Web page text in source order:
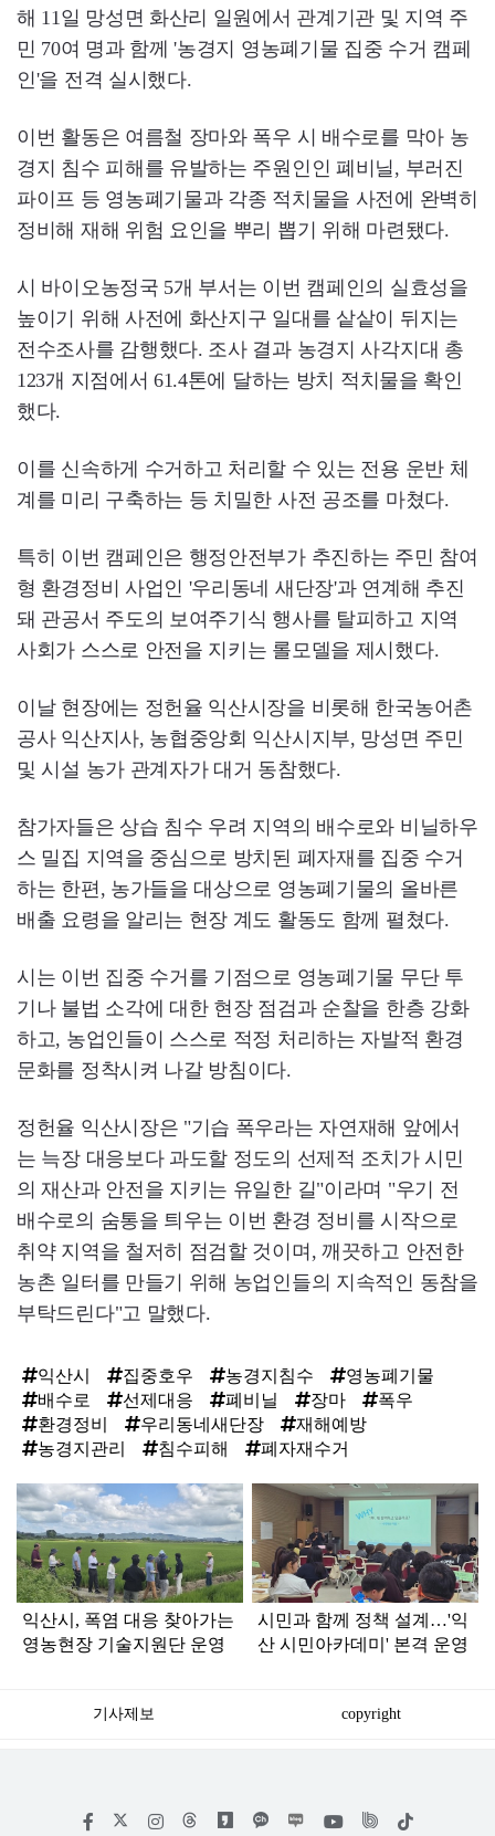
해 11일 망성면 화산리 일원에서 관계기관 및 지역 주
민 70여 명과 함께 '농경지 영농폐기물 집중 수거 캠페
인'을 전격 실시했다.
이번 활동은 여름철 장마와 폭우 시 배수로를 막아 농
경지 침수 피해를 유발하는 주원인인 폐비닐, 부러진
파이프 등 영농폐기물과 각종 적치물을 사전에 완벽히
정비해 재해 위험 요인을 뿌리 뽑기 위해 마련됐다.
시 바이오농정국 5개 부서는 이번 캠페인의 실효성을
높이기 위해 사전에 화산지구 일대를 샅샅이 뒤지는
전수조사를 감행했다. 조사 결과 농경지 사각지대 총
123개 지점에서 61.4톤에 달하는 방치 적치물을 확인
했다.
이를 신속하게 수거하고 처리할 수 있는 전용 운반 체
계를 미리 구축하는 등 치밀한 사전 공조를 마쳤다.
특히 이번 캠페인은 행정안전부가 추진하는 주민 참여
형 환경정비 사업인 '우리동네 새단장'과 연계해 추진
돼 관공서 주도의 보여주기식 행사를 탈피하고 지역
사회가 스스로 안전을 지키는 롤모델을 제시했다.
이날 현장에는 정헌율 익산시장을 비롯해 한국농어촌
공사 익산지사, 농협중앙회 익산시지부, 망성면 주민
및 시설 농가 관계자가 대거 동참했다.
참가자들은 상습 침수 우려 지역의 배수로와 비닐하우
스 밀집 지역을 중심으로 방치된 폐자재를 집중 수거
하는 한편, 농가들을 대상으로 영농폐기물의 올바른
배출 요령을 알리는 현장 계도 활동도 함께 펼쳤다.
시는 이번 집중 수거를 기점으로 영농폐기물 무단 투
기나 불법 소각에 대한 현장 점검과 순찰을 한층 강화
하고, 농업인들이 스스로 적정 처리하는 자발적 환경
문화를 정착시켜 나갈 방침이다.
정헌율 익산시장은 "기습 폭우라는 자연재해 앞에서
는 늑장 대응보다 과도할 정도의 선제적 조치가 시민
의 재산과 안전을 지키는 유일한 길"이라며 "우기 전
배수로의 숨통을 틔우는 이번 환경 정비를 시작으로
취약 지역을 철저히 점검할 것이며, 깨끗하고 안전한
농촌 일터를 만들기 위해 농업인들의 지속적인 동참을
부탁드린다"고 말했다.
익산시 집중호우 농경지침수
영농폐기물
배수로
선제대응 폐비닐 장마
폭우
환경정비
우리동네새단장
재해예방
농경지관리
침수피해 폐자재수거
탑
라
인
익산시, 폭염 대응 찾아가는
영농현장 기술지원단 운영
시민과 함께 정책 설계…'익
산 시민아카데미' 본격 운영
기사제보 copyright
페
인
위
틱